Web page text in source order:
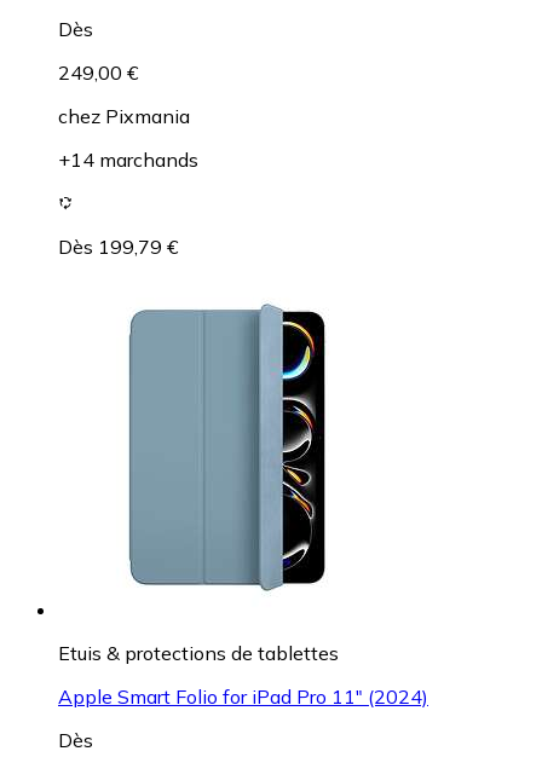
Dès
249,00 €
chez Pixmania
+14 marchands
Dès 199,79 €
Etuis & protections de tablettes
Apple Smart Folio for iPad Pro 11" (2024)
Dès